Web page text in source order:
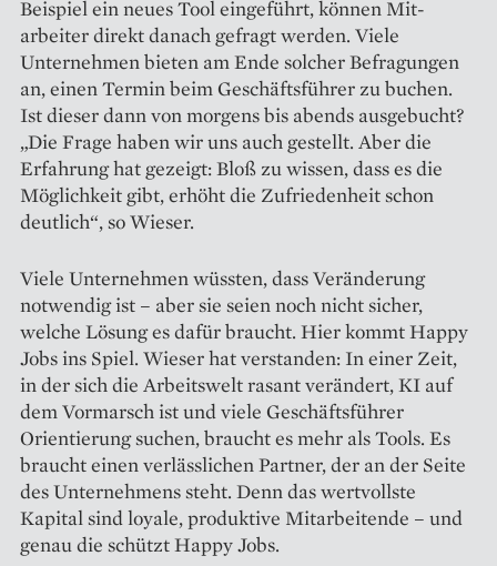
Beispiel ein ­neues Tool eingeführt, können Mit­
arbeiter direkt danach gefragt werden. Viele
Unternehmen bieten am Ende solcher Befragungen
an, einen Termin beim Geschäftsführer zu buchen.
Ist dieser dann von morgens bis abends ausgebucht?
„Die Frage haben wir uns auch gestellt. Aber die
Erfahrung hat gezeigt: Bloß zu wissen, dass es die
Möglichkeit gibt, erhöht die Zufriedenheit schon
deutlich“, so Wieser.
Viele Unternehmen wüssten, dass Veränderung
notwendig ist – aber sie seien noch nicht sicher,
welche Lösung es dafür braucht. Hier kommt Happy
Jobs ins Spiel. Wieser hat verstanden: In einer Zeit,
in der sich die Arbeitswelt rasant verändert, KI auf
dem Vormarsch ist und viele Geschäftsführer
Orientierung suchen, braucht es mehr als Tools. Es
braucht einen verlässlichen Partner, der an der Seite
des Unternehmens steht. Denn das wertvollste
Kapital sind ­loyale, produktive Mitarbeitende – und
genau die schützt Happy Jobs.